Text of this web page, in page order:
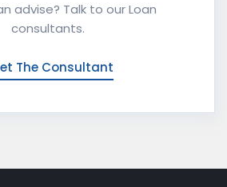
advise? Talk to our Loan
consultants.
The Consultant